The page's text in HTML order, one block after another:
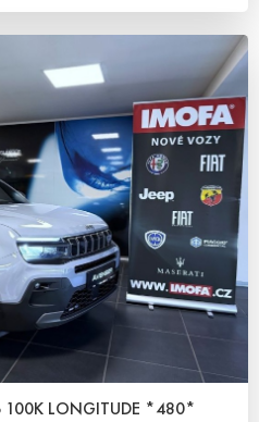
100K LONGITUDE *480*